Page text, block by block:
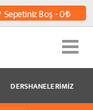
Sepetiniz Boş - 0
DERSHANELERIMIZ